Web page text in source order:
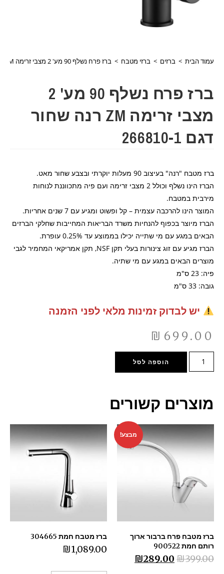
עמוד הבית > ברזים > ברזי מטבח > ברז פרח נשלף 90 מע' 2 מצבי זרימה ZM רנה שחור דגם 266810-1
ברז פרח נשלף 90 מע' 2
מצבי זרימה ZM רנה שחור
דגם 266810-1
ברז מטבח "רנה" בעיצוב 90 מעלות יוקרתי ובצבע שחור מאט.
הברז הינו נשלף וכולל 2 מצבי זרימה ועם פיה מתכווננת לנוחות
מירבית במטבח.
המוצר הינו להרכבה עצמית – קל ופשוט ומגיע עם 7 שנים אחריות.
הברז מיוצר בכפוף להנחיות משרד הבריאות המחייבות שחלקי הברזים
הבאים במגע עם מי שתייה יכילו בממוצע עד 0.25% עופרת.
הברז מגיע עם זוג צינורות בעלי תקן NSF, תקן אמריקאי המחמיר לגבי
מוצרים הבאים במגע עם מי שתיה.
פיה: 23 ס"מ
גובה: 33 ס"מ
יש לבדוק זמינות מלאי לפני הזמנה
₪ 699.00
הוספה לסל
מוצרים קשורים
מבצע!
ברז מטבח פרח ברבור ארוך
רותם חמת 900522
₪399.00
₪289.00
ברז מטבח חמת 304665
₪1,089.00